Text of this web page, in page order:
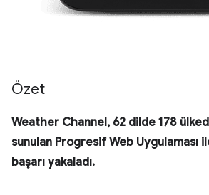
Özet
Weather Channel, 62 dilde 178
sunulan Progresif Web Uygulaması
başarı yakaladı.